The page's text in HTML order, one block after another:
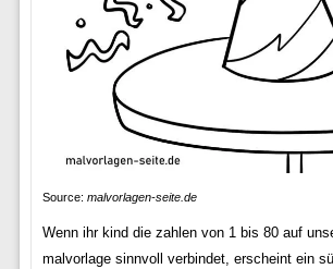
Source: malvorlagen-seite.de
Wenn ihr kind die zahlen von 1 bis 80 auf
malvorlage sinnvoll verbindet, erscheint ein